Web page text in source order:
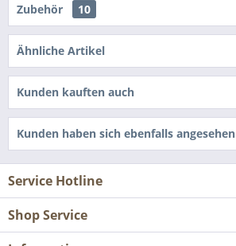
Zubehör 10
Ähnliche Artikel
Kunden kauften auch
Kunden haben sich ebenfalls angesehen
Service Hotline
Shop Service